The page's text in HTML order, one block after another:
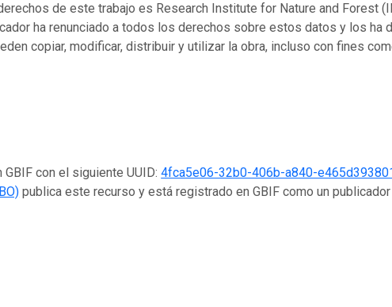
de este trabajo es Research Institute for Nature and Forest
ha renunciado a todos los derechos sobre estos datos y los ha
copiar, modificar, distribuir y utilizar la obra, incluso con fines
con el siguiente UUID:4fca5e06-32b0-406b-a840-
publica este recurso y está registrado en GBIF como un